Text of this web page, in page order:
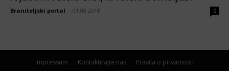
Braniteljski portal 01.08.2018 0
Impressum Kontaktirajte nas Pravila o privatnosti